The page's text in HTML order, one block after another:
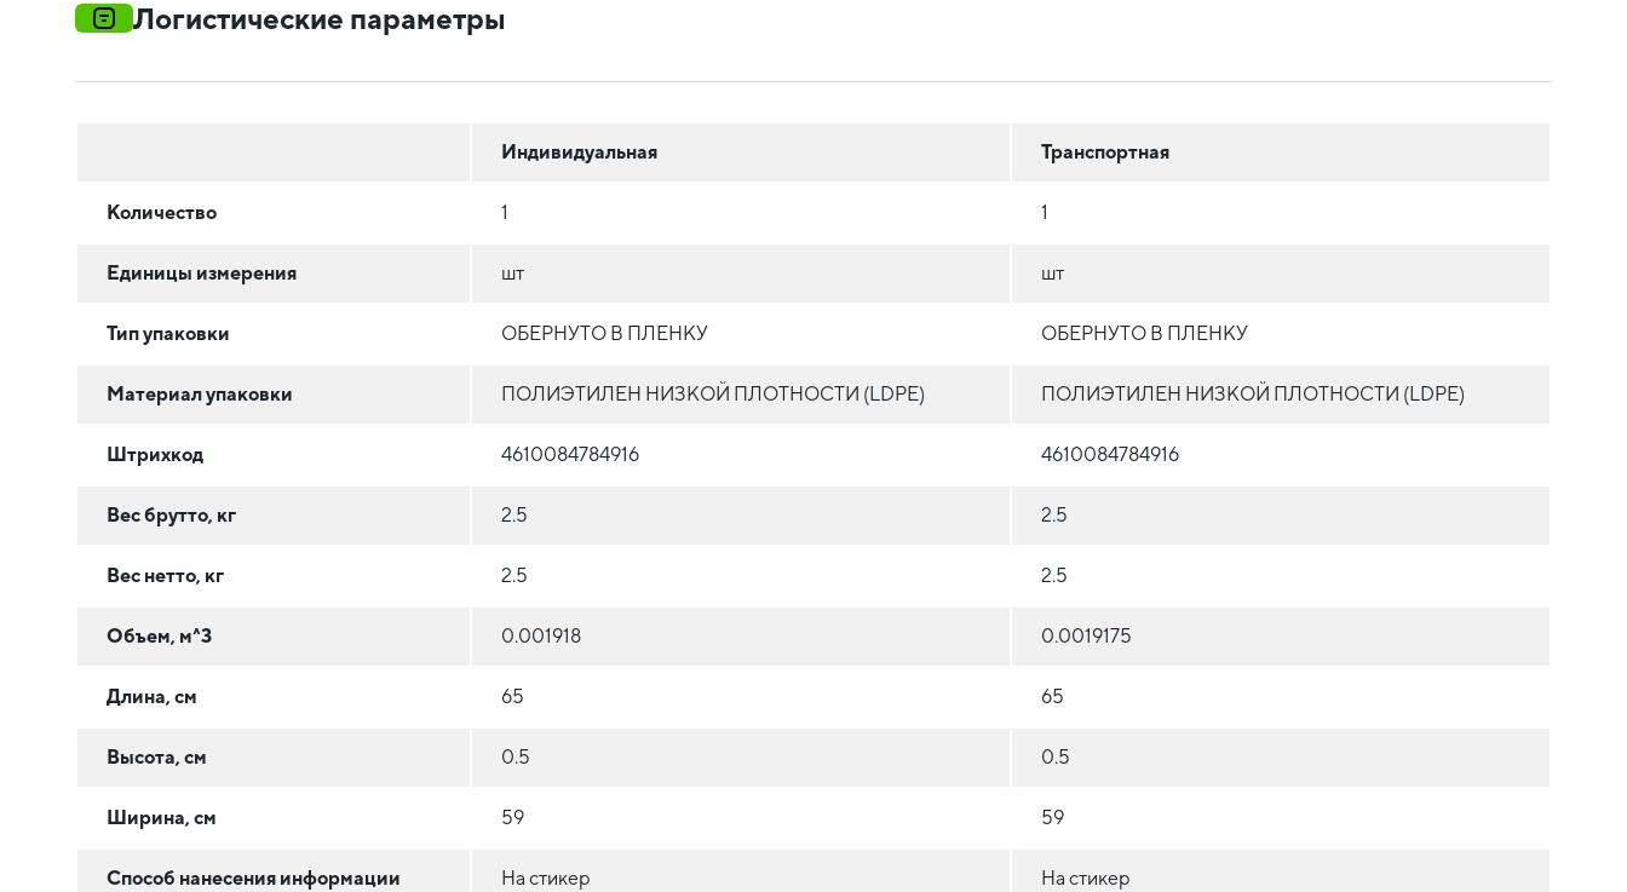
Логистические параметры
Индивидуальная Транспортная
Количество 1 1
Единицы измерения шт шт
Тип упаковки ОБЕРНУТО В ПЛЕНКУ ОБЕРНУТО В ПЛЕНКУ
Материал упаковки ПОЛИЭТИЛЕН НИЗКОЙ ПЛОТНОСТИ (LDPE) ПОЛИЭТИЛЕН НИЗКОЙ ПЛОТНОСТИ (LDPE)
Штрихкод 4610084784916 4610084784916
Вес брутто, кг 2.5 2.5
Вес нетто, кг 2.5 2.5
Объем, м^3 0.001918 0.0019175
Длина, см 65 65
Высота, см 0.5 0.5
Ширина, см 59 59
Способ нанесения информации На стикер На стикер